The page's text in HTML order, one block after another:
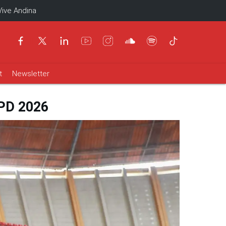
Andina
Newsletter
2026